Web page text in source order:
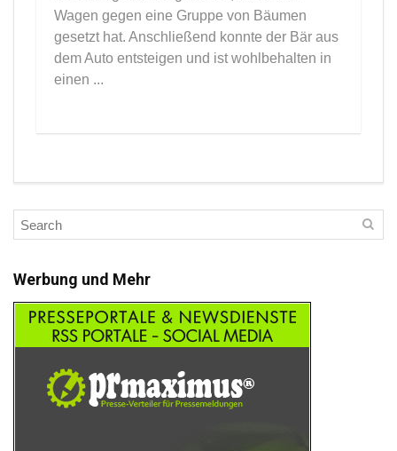
Wagen gegen eine Gruppe von Bäumen
gesetzt hat. Anschließend konnte der Bär aus
dem Auto entsteigen und ist wohlbehalten in
einen ...
Werbung und Mehr